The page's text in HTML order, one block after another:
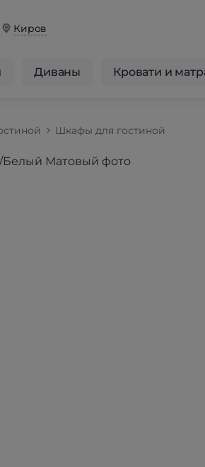
Киров
Диваны Кровати и
Шкафы для гостиной